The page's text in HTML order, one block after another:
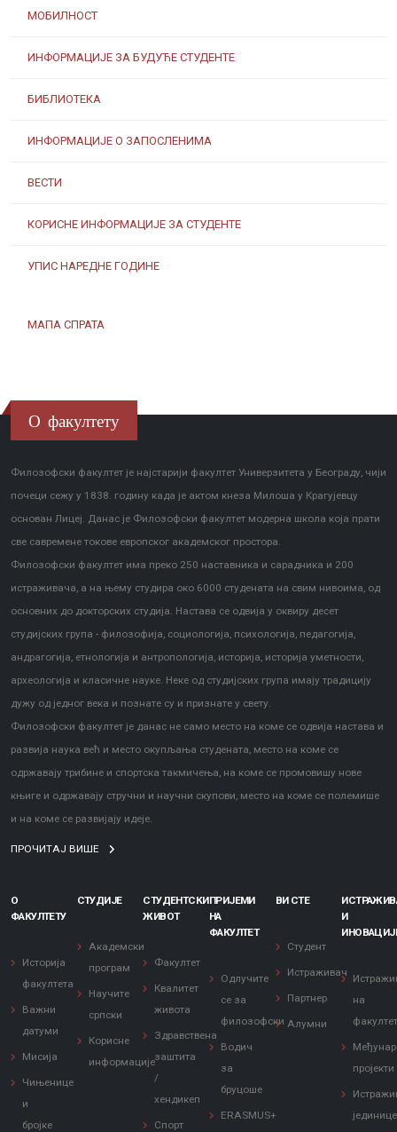
МОБИЛНОСТ
ИНФОРМАЦИЈЕ ЗА БУДУЋЕ СТУДЕНТЕ
БИБЛИОТЕКА
ИНФОРМАЦИЈЕ О ЗАПОСЛЕНИМА
ВЕСТИ
КОРИСНЕ ИНФОРМАЦИЈЕ ЗА СТУДЕНТЕ
УПИС НАРЕДНЕ ГОДИНЕ
МАПА СПРАТА
О факултету
Филозофски факултет је најстарији факултет Универзитета у Београду, чији
почеци сежу у 1838. годину када је актом кнеза Милоша у Крагујевцу
основан Лицеј. Данас је Филозофски факултет модерна школа која прати
све савремене токове европског академског простора.
Филозофски факултет има преко 250 наставника и сарадника и 200
истраживача, а на њему студира око 6000 студената на свим нивоима, од
основних до докторских студија. Настава се одвија у оквиру десет
студијских група - филозофија, социологија, психологија, педагогија,
андрагогија, етнологија и антропологија, историја, историја уметности,
археологија и класичне науке. Неке од студијских група имају традицију
дужу од једног века и познате су и признате у свету.
Филозофски факултет је данас не само место на коме се одвија настава и
развија наука већ и место окупљања студената, место на коме се
одржавају трибине и спортска такмичења, на коме се промовишу нове
књиге и одржавају стручни и научни скупови, место на коме се полемише
и на коме се развијају идеје.
ПРОЧИТАЈ ВИШЕ
О
ФАКУЛТЕТУ
Историја
факултета
Важни
датуми
Мисија
Чињенице
и
бројке
СТУДИЈЕ
Академски
програм
Научите
српски
Корисне
информације
СТУДЕНТСКИ
ЖИВОТ
Факултет
Квалитет
живота
Здравствена
заштита
/
хендикеп
Спорт
ПРИЈЕМИ
НА
ФАКУЛТЕТ
Одлучите
се за
филозофски
Водич
за
бруцоше
ERASMUS+
ВИ СТЕ
Студент
Истраживач
Партнер
Алумни
И
на
пројекти
јединице